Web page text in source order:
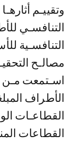
وتقييـم
التنافسـي
التنافسـية
اسـتمعت مـن
الأطراف
القطاعـات
القطاعات